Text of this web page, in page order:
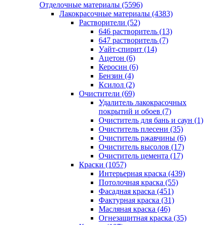
Отделочные материалы (5596)
Лакокрасочные материалы (4383)
Растворители (52)
646 растворитель (13)
647 растворитель (7)
Уайт-спирит (14)
Ацетон (6)
Керосин (6)
Бензин (4)
Ксилол (2)
Очистители (69)
Удалитель лакокрасочных
покрытий и обоев (7)
Очиститель для бань и саун (1)
Очиститель плесени (35)
Очиститель ржавчины (6)
Очиститель высолов (17)
Очиститель цемента (17)
Краски (1057)
Интерьерная краска (439)
Потолочная краска (55)
Фасадная краска (451)
Фактурная краска (31)
Масляная краска (46)
Огнезащитная краска (35)